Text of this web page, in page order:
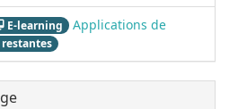
E-learning
Applications de
restantes